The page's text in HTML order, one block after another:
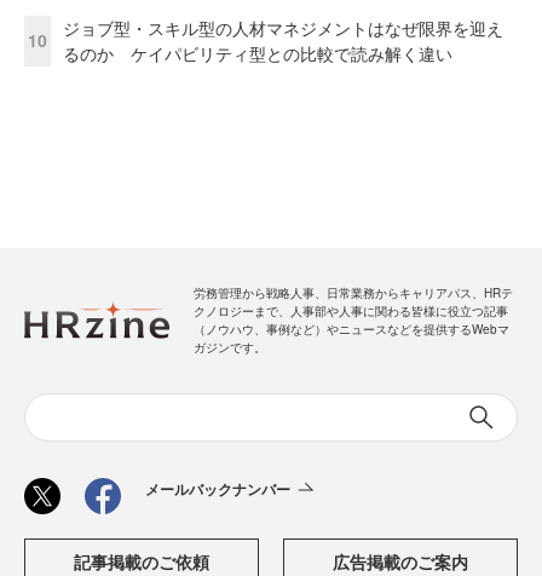
10
ジョブ型・スキル型の人材マネジメントはなぜ限界を迎え
るのか ケイパビリティ型との比較で読み解く違い
労務管理から戦略人事、日常業務からキャリアパス、HRテ
クノロジーまで、人事部や人事に関わる皆様に役立つ記事
（ノウハウ、事例など）やニュースなどを提供するWebマ
ガジンです。
メールバックナンバー
記事掲載のご依頼 広告掲載のご案内